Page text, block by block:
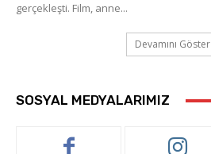
gerçekleşti. Film, anne...
Devamını Göster
SOSYAL MEDYALARIMIZ